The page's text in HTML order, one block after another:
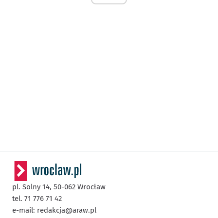
pl. Solny 14, 50-062 Wrocław
tel. 71 776 71 42
e-mail: redakcja@araw.pl